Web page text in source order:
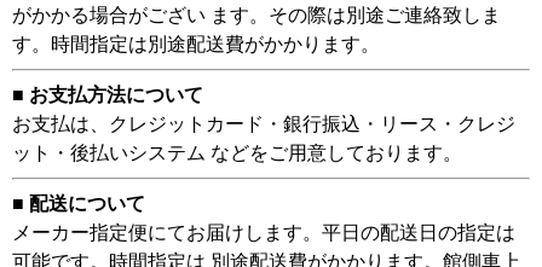
がかかる場合がござい ます。その際は別途ご連絡致しま
す。時間指定は別途配送費がかかります。
■ お支払方法について
お支払は、クレジットカード・銀行振込・リース・クレジ
ット・後払いシステム などをご用意しております。
■ 配送について
メーカー指定便にてお届けします。平日の配送日の指定は
可能です。時間指定は 別途配送費がかかります。館側車上